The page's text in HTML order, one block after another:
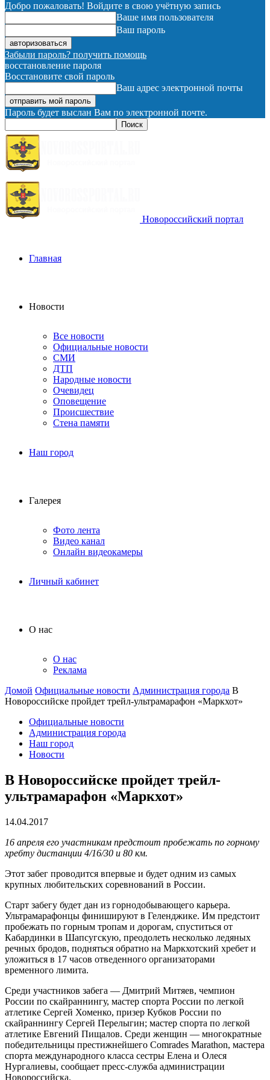
Добро пожаловать! Войдите в свою учётную запись
Ваше имя пользователя
Ваш пароль
Забыли пароль? получить помощь
восстановление пароля
Восстановите свой пароль
Ваш адрес электронной почты
Пароль будет выслан Вам по электронной почте.
Новороссийский портал
Главная
Новости
Все новости
Официальные новости
СМИ
ДТП
Народные новости
Очевидец
Оповещение
Происшествие
Стена памяти
Наш город
Галерея
Фото лента
Видео канал
Онлайн видеокамеры
Личный кабинет
О нас
О нас
Реклама
Домой Официальные новости Администрация города В
Новороссийске пройдет трейл-ультрамарафон «Маркхот»
Официальные новости
Администрация города
Наш город
Новости
В Новороссийске пройдет трейл-
ультрамарафон «Маркхот»
14.04.2017
16 апреля его участникам предстоит пробежать по горному
хребту дистанции 4/16/30 и 80 км.
Этот забег проводится впервые и будет одним из самых
крупных любительских соревнований в России.
Старт забегу будет дан из горнодобывающего карьера.
Ультрамарафонцы финишируют в Геленджике. Им предстоит
пробежать по горным тропам и дорогам, спуститься от
Кабардинки в Шапсугскую, преодолеть несколько ледяных
речных бродов, подняться обратно на Маркхотский хребет и
уложиться в 17 часов отведенного организаторами
временного лимита.
Среди участников забега — Дмитрий Митяев, чемпион
России по скайраннингу, мастер спорта России по легкой
атлетике Сергей Хоменко, призер Кубков России по
скайраннингу Сергей Перелыгин; мастер спорта по легкой
атлетике Евгений Пищалов. Среди женщин — многократные
победительницы престижнейшего Comrades Marathon, мастера
спорта международного класса сестры Елена и Олеся
Нургалиевы, сообщает пресс-служба администрации
Новороссийска.